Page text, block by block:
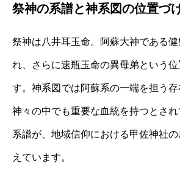
祭神の系譜と神系図の位置づ
祭神は八井耳玉命。阿蘇大神である
れ、さらに速瓶玉命の異母弟という位
す。神系図では阿蘇系の一端を担う
神々の中でも重要な血統を持つとさ
系譜が、地域信仰における甲佐神社
えています。